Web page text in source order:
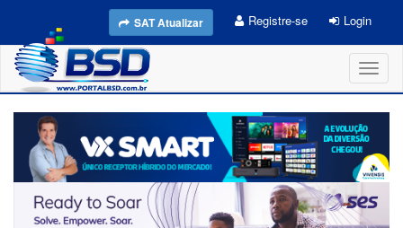
SAT Atualizar Registre-se Login